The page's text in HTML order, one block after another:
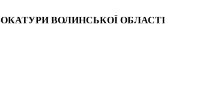
ВОЛИНСЬКОЇ ОБЛАСТІ